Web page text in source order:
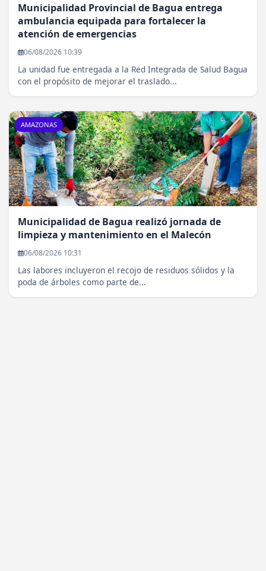
Municipalidad Provincial de Bagua entrega
ambulancia equipada para fortalecer la
atención de emergencias
06/08/2026 10:39
La unidad fue entregada a la Red Integrada de Salud Bagua
con el propósito de mejorar el traslado...
AMAZONAS
Municipalidad de Bagua realizó jornada de
limpieza y mantenimiento en el Malecón
06/08/2026 10:31
Las labores incluyeron el recojo de residuos sólidos y la
poda de árboles como parte de...